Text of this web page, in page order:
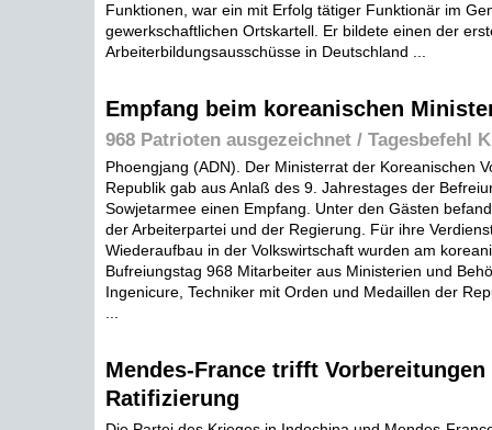
Funktionen, war ein mit Erfolg tätiger Funktionär im
gewerkschaftlichen Ortskartell. Er bildete einen der
Arbeiterbildungsausschüsse in Deutschland ...
Empfang beim koreanischen
968 Patrioten ausgezeichnet / Tagesbefehl
Phoengjang (ADN). Der Ministerrat der Koreanischen
Republik gab aus Anlaß des 9. Jahrestages der
Sowjetarmee einen Empfang. Unter den Gästen
der Arbeiterpartei und der Regierung. Für ihre
Wiederaufbau in der Volkswirtschaft wurden am
Bufreiungstag 968 Mitarbeiter aus Ministerien und
Ingenicure, Techniker mit Orden und Medaillen der
Mendes-France trifft Vorbereitungen
Ratifizierung